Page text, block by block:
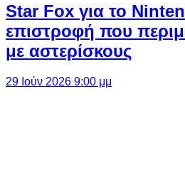
Star Fox για το
επιστροφή που
με αστερίσκους
29 Ιούν 2026 9:00 μμ